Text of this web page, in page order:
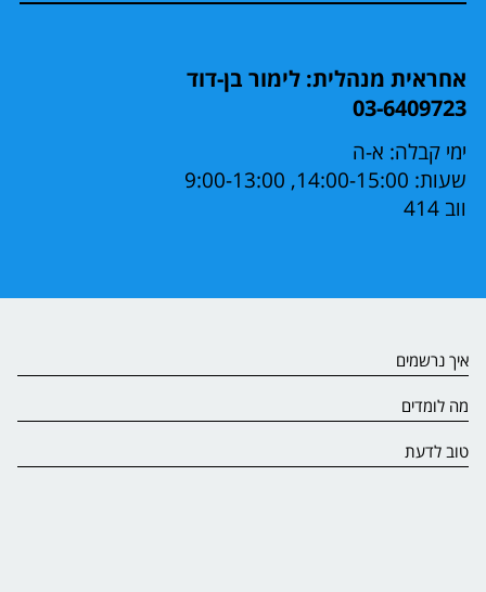
אחראית מנהלית: לימור בן-דוד
03-6409723
ימי קבלה: א-ה
שעות: 14:00-15:00, 9:00-13:00
ווב 414
איך נרשמים
מה לומדים
טוב לדעת